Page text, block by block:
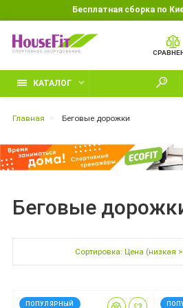
Бесплатная сборка по
КАТАЛОГ
Главная Беговые дорожки
Беговые
Сортировка: Цена (низкая
ПОПУЛЯРНЫЙ